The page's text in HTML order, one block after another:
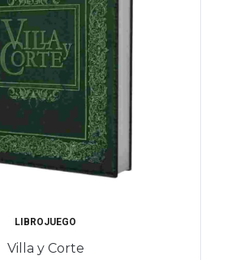
LIBROJUEGO
Villa y Corte